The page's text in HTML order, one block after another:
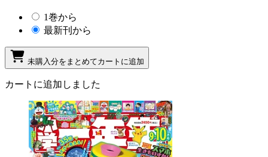
1巻から
最新刊から
未購入分をまとめてカートに追加
カートに追加しました